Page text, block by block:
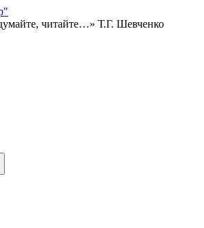
читайте…» Т.Г. Шевченко